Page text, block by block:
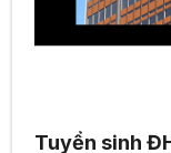
Tuyển sinh